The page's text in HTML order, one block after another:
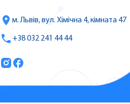
м. Львів, вул. Хімічна 4, кімната 47
+38 032 241 44 44